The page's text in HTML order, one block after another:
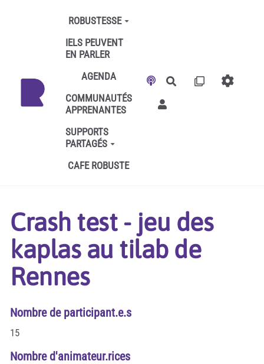
Aller au contenu principal
ROBUSTESSE
IELS PEUVENT
EN PARLER
AGENDA
COMMUNAUTÉS
APPRENANTES
SUPPORTS
PARTAGÉS
CAFE ROBUSTE
Rechercher
Crash test - jeu des
kaplas au tilab de
Rennes
Nombre de participant.e.s
15
Nombre d'animateur.rices